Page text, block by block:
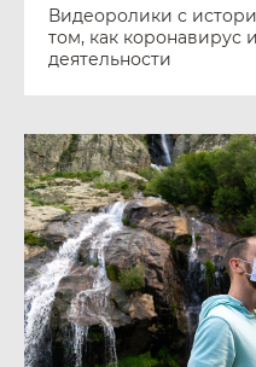
Видеоролики с
том, как коронавирус
деятельности